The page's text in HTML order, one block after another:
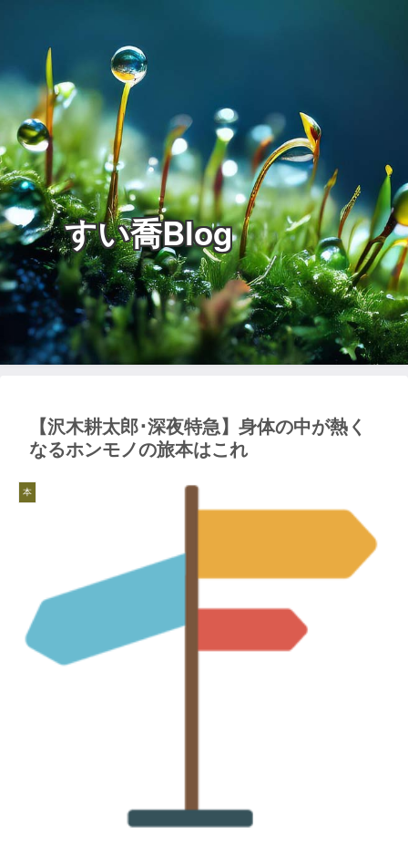
すい喬Blog
【沢木耕太郎･深夜特急】身体の中が熱く
なるホンモノの旅本はこれ
本